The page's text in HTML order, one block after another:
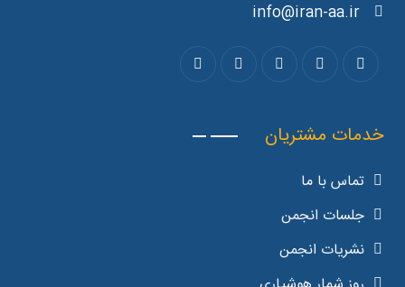
info@iran-aa.ir
خدمات مشتریان
تماس با ما
جلسات انجمن
نشریات انجمن